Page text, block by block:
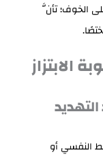
على الخوف؛ تأنَّ
الابتزاز
النفسي أو